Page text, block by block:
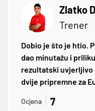
Zlatko
Trener
Dobio je što je htio.
dao minutažu i
rezultatski uvjerljivo
dvije pripremne za
Ocjena 7